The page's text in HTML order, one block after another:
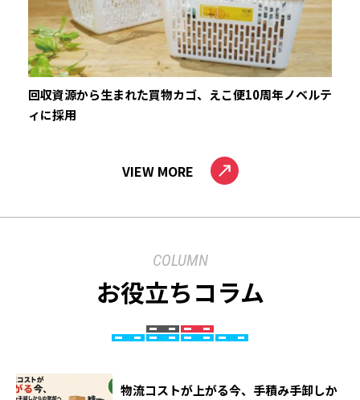
回収資源から生まれた買物カゴ、えこ便10周年ノベルテ
ィに採用
VIEW MORE
COLUMN
お役立ちコラム
物流コストが上がる今、手積み手卸しか